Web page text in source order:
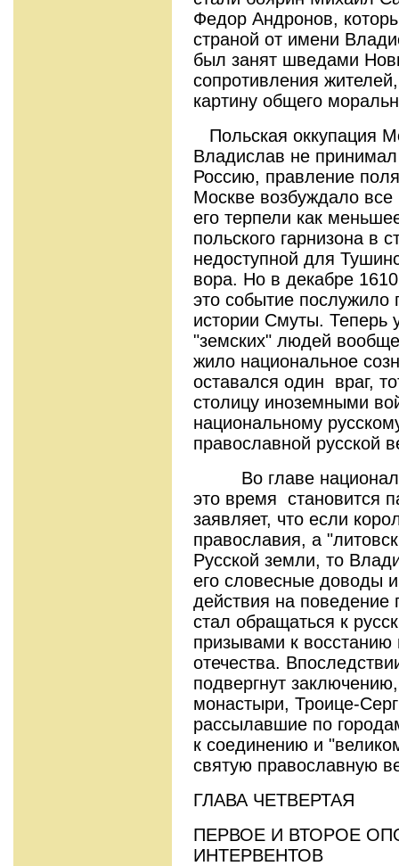
Федор Андронов,
страной от имени
был занят шведами
сопротивления
картину общего
Польская оккупация
Владислав не
Россию, правление
Москве возбуждало
его терпели как
польского гарнизона в
недоступной для
вора. Но в декабре
это событие послужило
истории Смуты.
"земских" людей
жило национальное
оставался один враг,
столицу иноземными
национальному
православной русской
Во главе
это время становится
заявляет, что если
православия, а
Русской земли, то
его словесные доводы
действия на поведение
стал обращаться к
призывами к восстанию
отечества.
подвергнут
монастыри, Троице-
рассылавшие по
к соединению и
святую православную
ГЛАВА ЧЕТВЕРТАЯ
ПЕРВОЕ И ВТОРОЕ
ИНТЕРВЕНТОВ